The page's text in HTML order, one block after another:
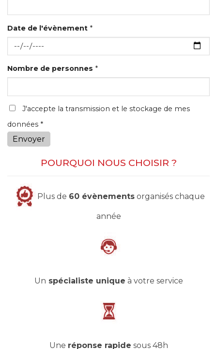
Date de l'évènement *
Nombre de personnes *
J'accepte la transmission et le stockage de mes
données *
Envoyer
POURQUOI NOUS CHOISIR ?
Plus de 60 évènementsorganisés chaque
année
Un spécialiste unique à votre service
Une réponse rapide sous 48h